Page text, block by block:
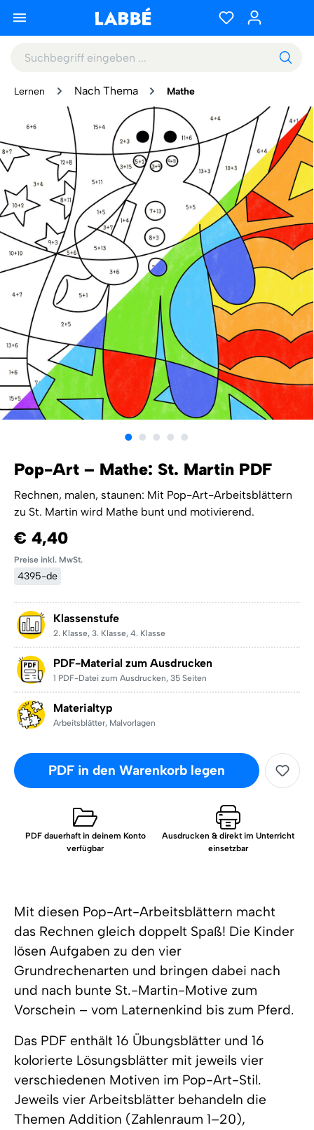
Lernen Nach Thema Mathe
Mit diesen Pop-Art-Arbeitsblättern macht
das Rechnen gleich doppelt Spaß! Die Kinder
lösen Aufgaben zu den vier
Grundrechenarten und bringen dabei nach
und nach bunte St.-Martin-Motive zum
Vorschein – vom Laternenkind bis zum Pferd.
Das PDF enthält 16 Übungsblätter und 16
kolorierte Lösungsblätter mit jeweils vier
verschiedenen Motiven im Pop-Art-Stil.
Jeweils vier Arbeitsblätter behandeln die
Themen Addition (Zahlenraum 1–20),
Pop-Art – Mathe: St. Martin PDF
Rechnen, malen, staunen: Mit Pop-Art-Arbeitsblättern
zu St. Martin wird Mathe bunt und motivierend.
€ 4,40
Preise inkl. MwSt.
4395-de
Klassenstufe
2. Klasse, 3. Klasse, 4. Klasse
PDF-Material zum Ausdrucken
1 PDF-Datei zum Ausdrucken, 35 Seiten
Materialtyp
Arbeitsblätter, Malvorlagen
PDF in den Warenkorb legen
PDF dauerhaft in deinem Konto
verfügbar
Ausdrucken & direkt im Unterricht
einsetzbar